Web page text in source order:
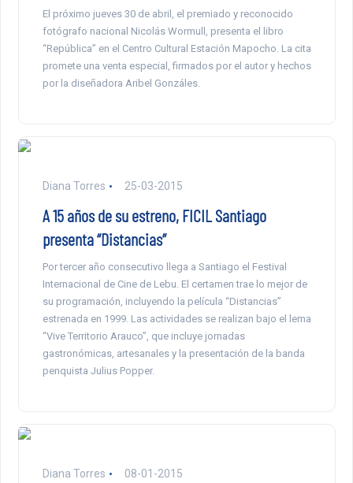
El próximo jueves 30 de abril, el premiado y reconocido
fotógrafo nacional Nicolás Wormull, presenta el libro
“República” en el Centro Cultural Estación Mapocho. La cita
promete una venta especial, firmados por el autor y hechos
por la diseñadora Aribel Gonzáles.
Diana Torres 25-03-2015
A 15 años de su estreno, FICIL Santiago
presenta “Distancias”
Por tercer año consecutivo llega a Santiago el Festival
Internacional de Cine de Lebu. El certamen trae lo mejor de
su programación, incluyendo la película “Distancias”
estrenada en 1999. Las actividades se realizan bajo el lema
“Vive Territorio Arauco”, que incluye jornadas
gastronómicas, artesanales y la presentación de la banda
penquista Julius Popper.
Diana Torres 08-01-2015